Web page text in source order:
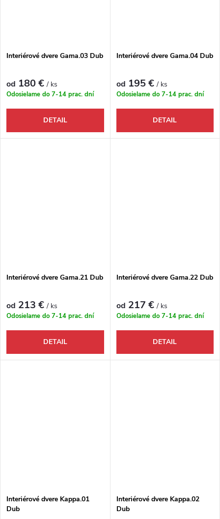
Interiérové dvere Gama.03 Dub
od 180 €/ ks
Odosielame do 7-14 prac. dní
DETAIL
Interiérové dvere Gama.04 Dub
od 195 €/ ks
Odosielame do 7-14 prac. dní
DETAIL
Interiérové dvere Gama.21 Dub
od 213 €/ ks
Odosielame do 7-14 prac. dní
DETAIL
Interiérové dvere Gama.22 Dub
od 217 €/ ks
Odosielame do 7-14 prac. dní
DETAIL
Interiérové dvere Kappa.01
Dub
Interiérové dvere Kappa.02
Dub